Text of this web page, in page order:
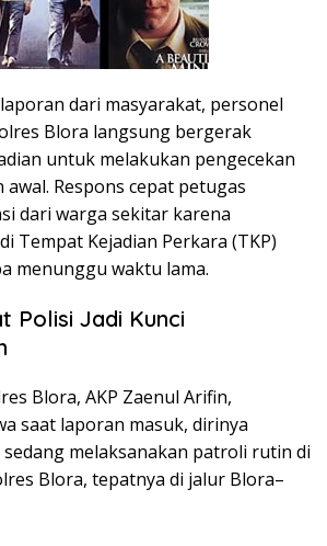
dari masyarakat, personel
Blora langsung bergerak
untuk melakukan pengecekan
Respons cepat petugas
dari warga sekitar karena
Tempat Kejadian Perkara (TKP)
menunggu waktu lama.
Polisi Jadi Kunci
Blora, AKP Zaenul Arifin,
saat laporan masuk, dirinya
melaksanakan patroli rutin di
Blora, tepatnya di jalur Blora–